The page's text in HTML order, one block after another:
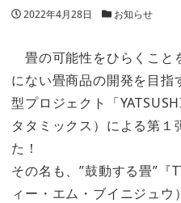
投稿日
2022年4月28日 カテゴリー
お知らせ
畳の可能性をひらくこと
にない畳商品の開発を目指
型プロジェクト「
タタミックス）による第１
た！
その名も、”鼓動する畳”『
ィー・エム・ブイニジュウ